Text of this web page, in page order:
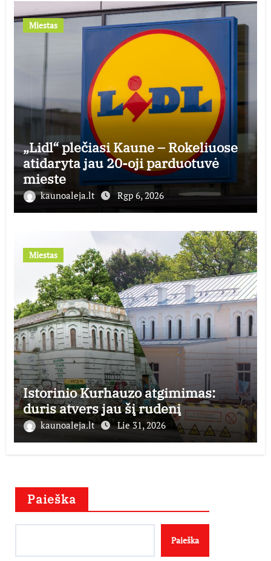
Miestas
„Lidl“ plečiasi Kaune – Rokeliuose
atidaryta jau 20-oji parduotuvė
mieste
kaunoaleja.lt Rgp 6, 2026
Miestas
Istorinio Kurhauzo atgimimas:
duris atvers jau šį rudenį
kaunoaleja.lt Lie 31, 2026
Paieška
Paieška